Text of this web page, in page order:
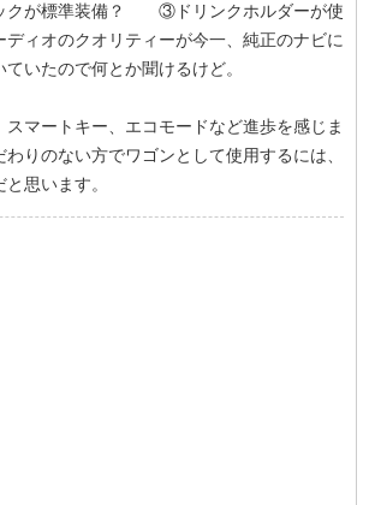
クが標準装備？ ③ドリンクホルダーが使
オのクオリティーが今一、純正のナビに
いていたので何とか聞けるけど。
マートキー、エコモードなど進歩を感じま
りのない方でワゴンとして使用するには、
思います。